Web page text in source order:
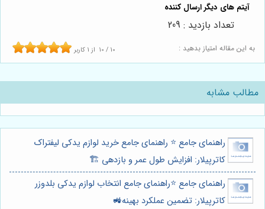
به این مقاله امتیاز بدهید : 10 / 10 از 1 کاربر
تعداد بازدید : 209
مطالب مشابه
راهنمای جامع ⭐️ راهنمای جامع خرید لوازم یدکی لیفتراک
کاترپیلار: افزایش طول عمر و بازدهی 🏗️
راهنمای جامع ⭐️راهنمای جامع انتخاب لوازم یدکی بلدوزر
کاترپیلار: تضمین عملکرد بهینه🚜